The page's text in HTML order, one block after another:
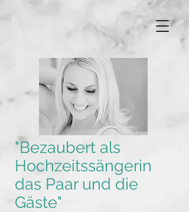
"Bezaubert als
Hochzeitssängerin
das Paar und die
Gäste"